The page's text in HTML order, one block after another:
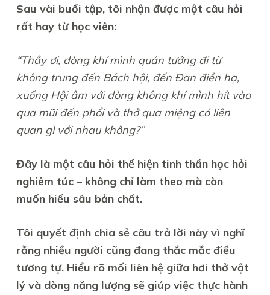
Sau vài buổi tập, tôi nhận được một câu hỏi
rất hay từ học viên:
“Thầy ơi, dòng khí mình quán tưởng đi từ
không trung đến Bách hội, đến Đan điền hạ,
xuống Hội âm với dòng không khí mình hít vào
qua mũi đến phổi và thở qua miệng có liên
quan gì với nhau không?”
Đây là một câu hỏi thể hiện tinh thần học hỏi
nghiêm túc – không chỉ làm theo mà còn
muốn hiểu sâu bản chất.
Tôi quyết định chia sẻ câu trả lời này vì nghĩ
rằng nhiều người cũng đang thắc mắc điều
tương tự. Hiểu rõ mối liên hệ giữa hơi thở vật
lý và dòng năng lượng sẽ giúp việc thực hành